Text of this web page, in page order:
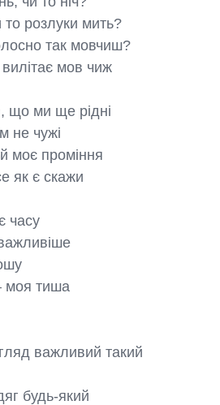
розлуки мить?
так мовчиш?
мов чиж
що ми ще рідні
не чужі
моє проміння
як є скажи
часу
моя тиша
важливий такий
будь-який